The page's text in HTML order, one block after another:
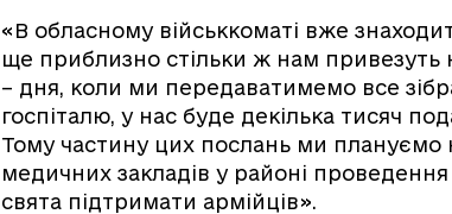
«В обласному військкоматі вже
ще приблизно стільки ж нам
– дня, коли ми передаватимемо все
госпіталю, у нас буде декілька тисяч
Тому частину цих послань ми плануємо
медичних закладів у районі
свята підтримати армійців».